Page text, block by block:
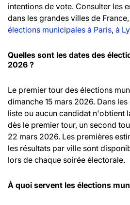
intentions de vote. Consulter les
dans les grandes villes de
élections municipales à Paris, à
Quelles sont les dates des
2026 ?
Le premier tour des élections
dimanche 15 mars 2026. Dans
liste ou aucun candidat n'obtient
dès le premier tour, un second
22 mars 2026. Les premières
les résultats par ville sont
lors de chaque soirée électorale.
À quoi servent les élections